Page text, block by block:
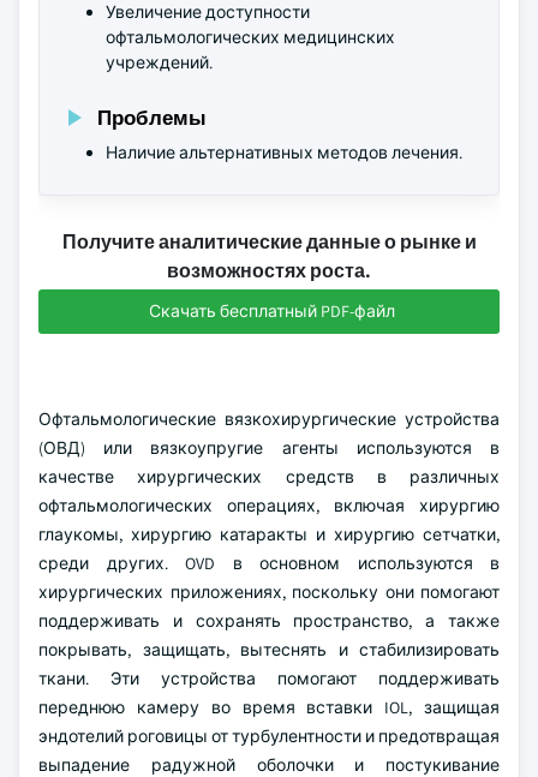
Увеличение доступности
офтальмологических медицинских
учреждений.
Проблемы
Наличие альтернативных методов лечения.
Получите аналитические данные о рынке и
возможностях роста.
Скачать бесплатный PDF-файл
Офтальмологические вязкохирургические устройства
(ОВД) или вязкоупругие агенты используются в
качестве хирургических средств в различных
офтальмологических операциях, включая хирургию
глаукомы, хирургию катаракты и хирургию сетчатки,
среди других. OVD в основном используются в
хирургических приложениях, поскольку они помогают
поддерживать и сохранять пространство, а также
покрывать, защищать, вытеснять и стабилизировать
ткани. Эти устройства помогают поддерживать
переднюю камеру во время вставки IOL, защищая
эндотелий роговицы от турбулентности и предотвращая
выпадение радужной оболочки и постукивание